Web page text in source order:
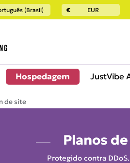
(Brasil) € EUR
Hospedagem JustVibe
de site
Planos
Protegido contra